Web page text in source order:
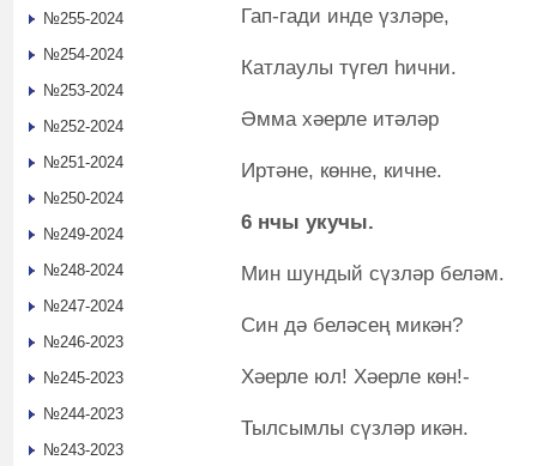
Гап-гади инде үзләре,
Катлаулы түгел һични.
Әмма хәерле итәләр
Иртәне, көнне, кичне.
6 нчы укучы.
Мин шундый сүзләр беләм.
Син дә беләсең микән?
Хәерле юл! Хәерле көн!-
Тылсымлы сүзләр икән.
№255-2024
№254-2024
№253-2024
№252-2024
№251-2024
№250-2024
№249-2024
№248-2024
№247-2024
№246-2023
№245-2023
№244-2023
№243-2023